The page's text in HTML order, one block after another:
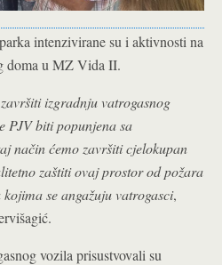
intenzivirane su i aktivnosti na
doma u MZ Vida II.
izgradnju vatrogasnog
PJV biti popunjena sa
način ćemo završiti cjelokupan
zaštiti ovaj prostor od požara
se angažuju vatrogasci,
vozila prisustvovali su